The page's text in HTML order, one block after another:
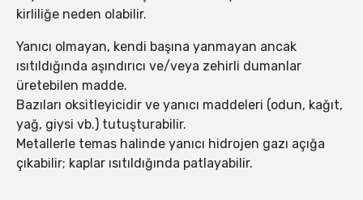
kirliliğe neden olabilir.
Yanıcı olmayan, kendi başına yanmayan ancak
ısıtıldığında aşındırıcı ve/veya zehirli dumanlar
üretebilen madde.
Bazıları oksitleyicidir ve yanıcı maddeleri (odun, kağıt,
yağ, giysi vb.) tutuşturabilir.
Metallerle temas halinde yanıcı hidrojen gazı açığa
çıkabilir; kaplar ısıtıldığında patlayabilir.